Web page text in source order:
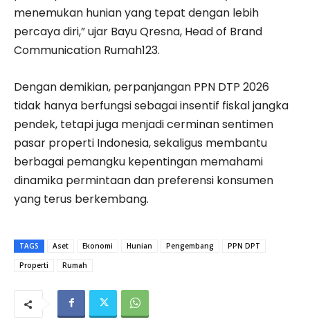
menemukan hunian yang tepat dengan lebih
percaya diri,” ujar Bayu Qresna, Head of Brand
Communication Rumah123.
Dengan demikian, perpanjangan PPN DTP 2026
tidak hanya berfungsi sebagai insentif fiskal jangka
pendek, tetapi juga menjadi cerminan sentimen
pasar properti Indonesia, sekaligus membantu
berbagai pemangku kepentingan memahami
dinamika permintaan dan preferensi konsumen
yang terus berkembang.
TAGS Aset Ekonomi Hunian Pengembang
PPN DPT
Properti
Rumah